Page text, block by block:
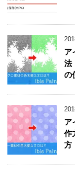
ア
法
の
ア
作
方